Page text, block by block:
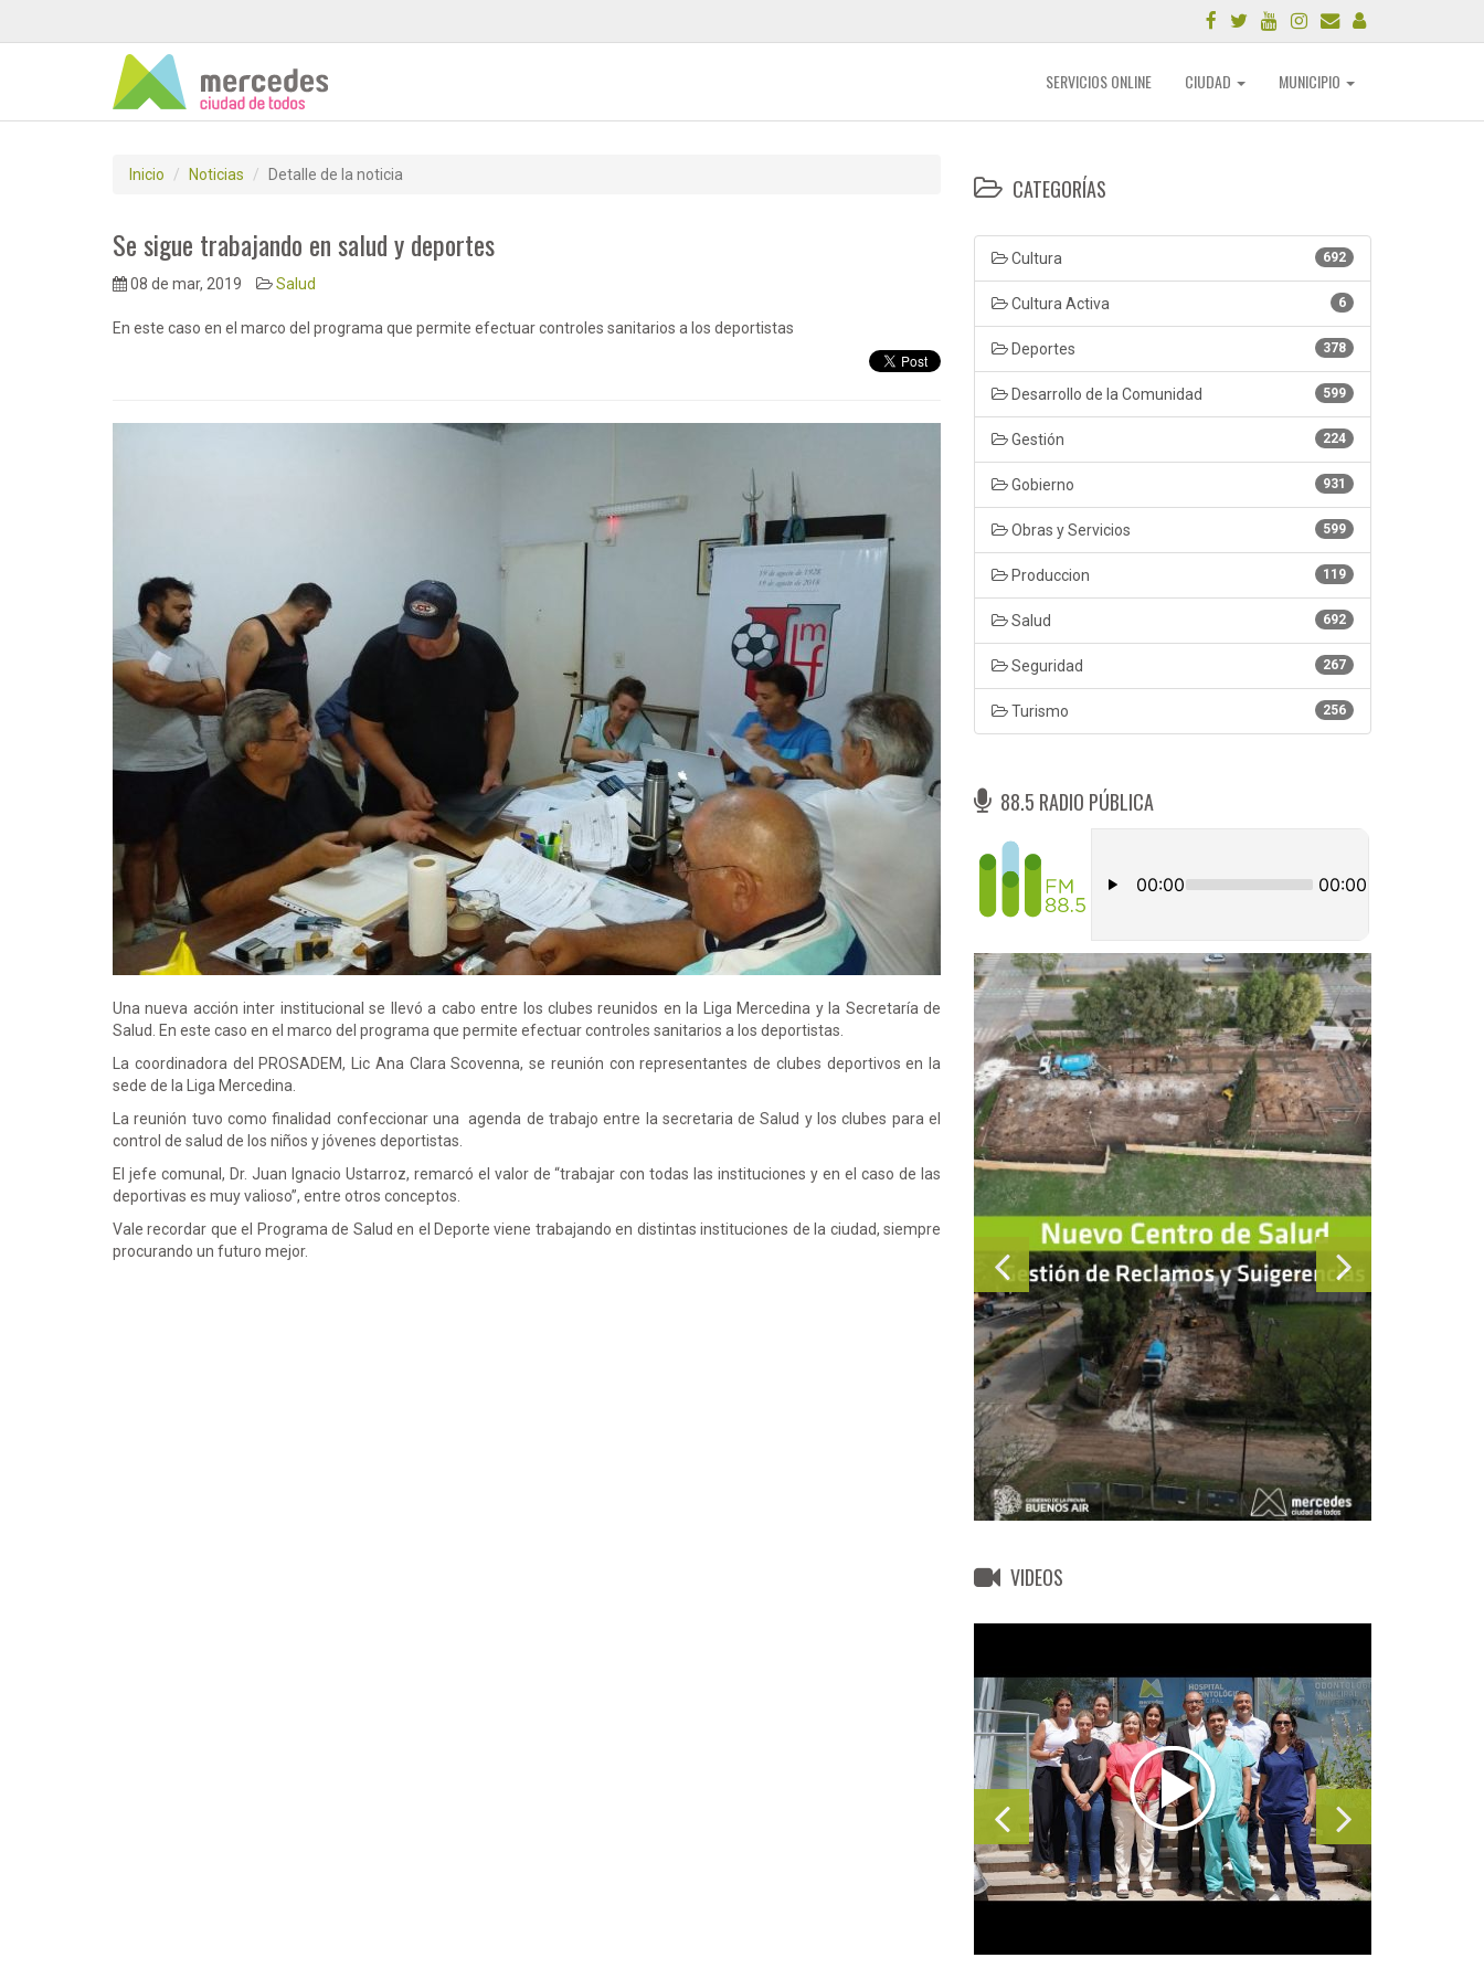
SERVICIOS ONLINE CIUDAD MUNICIPIO
Inicio Noticias Detalle de la noticia
Se sigue trabajando en salud y deportes
08 de mar, 2019 Salud
En este caso en el marco del programa que permite efectuar controles sanitarios a los deportistas
Una nueva acción inter institucional se llevó a cabo entre los clubes reunidos en la Liga Mercedina y la Secretaría de
Salud. En este caso en el marco del programa que permite efectuar controles sanitarios a los deportistas.
La coordinadora del PROSADEM, Lic Ana Clara Scovenna, se reunión con representantes de clubes deportivos en la
sede de la Liga Mercedina.
La reunión tuvo como finalidad confeccionar una agenda de trabajo entre la secretaria de Salud y los clubes para el
control de salud de los niños y jóvenes deportistas.
El jefe comunal, Dr. Juan Ignacio Ustarroz, remarcó el valor de “trabajar con todas las instituciones y en el caso de las
deportivas es muy valioso”, entre otros conceptos.
Vale recordar que el Programa de Salud en el Deporte viene trabajando en distintas instituciones de la ciudad, siempre
procurando un futuro mejor.
CATEGORÍAS
692
Cultura
6
Cultura Activa
378
Deportes
599
Desarrollo de la Comunidad
224
Gestión
931
Gobierno
599
Obras y Servicios
119
Produccion
692
Salud
267
Seguridad
256
Turismo
88.5 RADIO PÚBLICA
VIDEOS